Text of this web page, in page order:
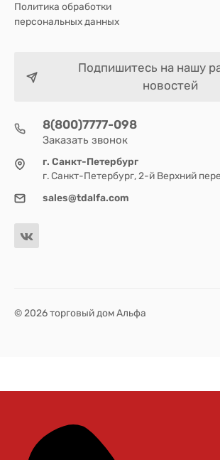
Политика обработки
персональных данных
Подпишитесь на нашу
новостей
8(800)7777-098
Заказать звонок
г. Санкт-Петербург
г. Санкт-Петербург, 2-й Верхний
sales@tdalfa.com
© 2026 торговый дом Альфа